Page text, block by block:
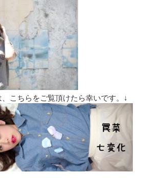
こちらをご覧頂けたら幸いです。↓